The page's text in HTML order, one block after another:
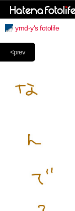
ymd-y's fotolife
<prev